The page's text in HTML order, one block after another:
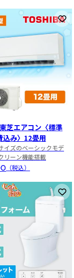
お
芝エアコン〈標準
込み〉12畳用
イズのベーシックモデ
リーン機能搭載
（税込）
お